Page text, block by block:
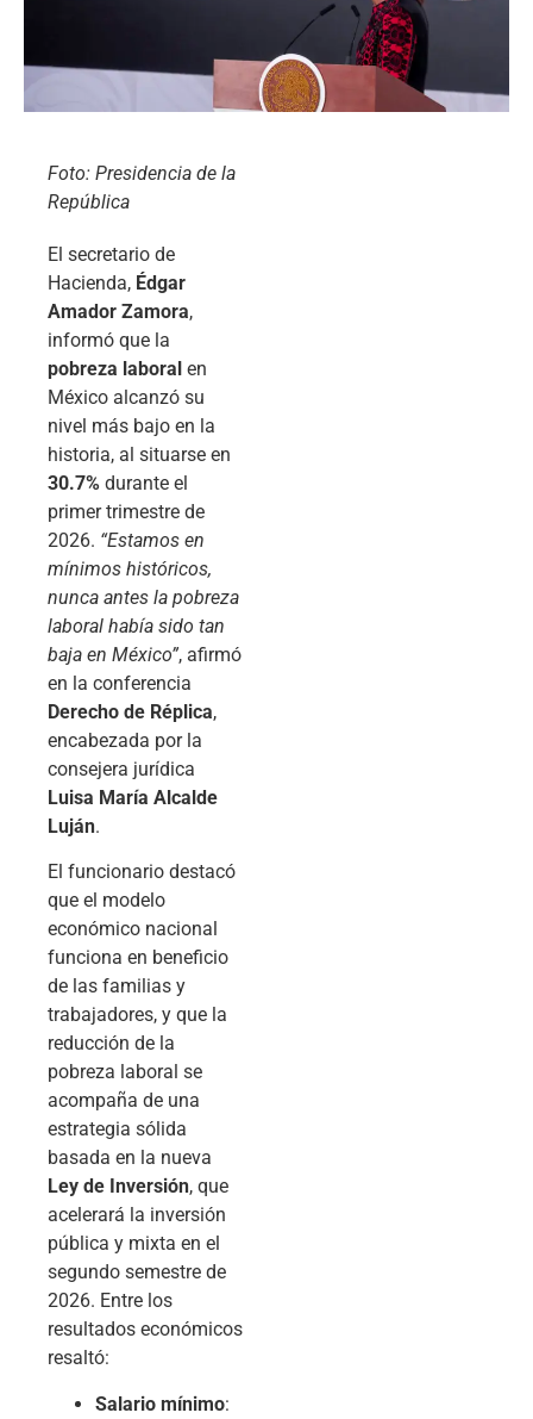
Foto: Presidencia de la
República
El secretario de
Hacienda, Édgar
Amador Zamora,
informó que la
pobreza laboral en
México alcanzó su
nivel más bajo en la
historia, al situarse en
30.7% durante el
primer trimestre de
2026. “Estamos en
mínimos históricos,
nunca antes la pobreza
laboral había sido tan
baja en México”, afirmó
en la conferencia
Derecho de Réplica,
encabezada por la
consejera jurídica
Luisa María Alcalde
Luján.
El funcionario destacó
que el modelo
económico nacional
funciona en beneficio
de las familias y
trabajadores, y que la
reducción de la
pobreza laboral se
acompaña de una
estrategia sólida
basada en la nueva
Ley de Inversión, que
acelerará la inversión
pública y mixta en el
segundo semestre de
2026. Entre los
resultados económicos
resaltó:
Salario mínimo: